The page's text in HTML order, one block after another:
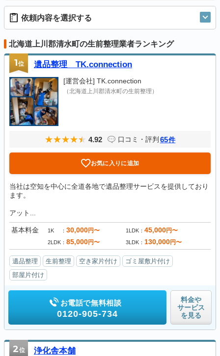
依頼内容を選択する
北海道上川郡清水町の生前整理業者ランキング
1位 遺品整理 TK.connection
[運営会社] TK.connection
（北海道上川郡清水町の生前整理）
4.92 口コミ・評判 65件
お気に入りに追加
当社は空知を中心に全道各地で遺品整理サービスを提供しており
ます。
アット...
基本料金 1K 30,000円〜 1LDK 45,000円〜
2LDK 85,000円〜 3LDK 130,000円〜
遺品整理 生前整理 空き家片付け
ゴミ屋敷片付け
部屋片付け
お電話で無料相談
0120-905-734
料金や
サービス
を見る
2位 浄化舎本舗